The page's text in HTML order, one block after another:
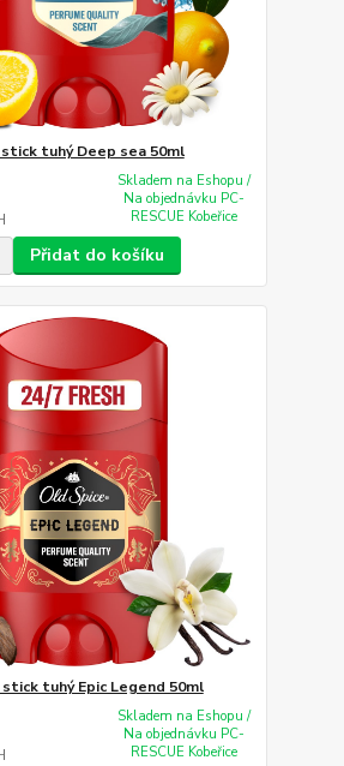
tuhý Deep sea 50ml
Skladem na Eshopu /
Na objednávku PC-
RESCUE Kobeřice
Přidat do košíku
tuhý Epic Legend 50ml
Skladem na Eshopu /
Na objednávku PC-
RESCUE Kobeřice